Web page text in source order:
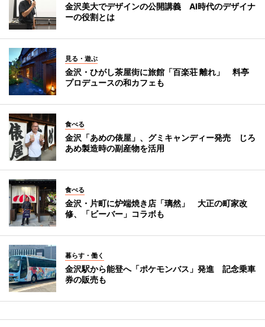
金沢美大でデザインの公開講義 AI時代のデザイナ
ーの役割とは
見る・遊ぶ
金沢・ひがし茶屋街に旅館「百楽荘 離れ」 料亭
プロデュースの和カフェも
食べる
金沢「あめの俵屋」、グミキャンディー発売 じろ
あめ製造時の副産物を活用
食べる
金沢・片町に炉端焼き店「璃然」 大正の町家改
修、「ビーバー」コラボも
暮らす・働く
金沢駅から能登へ「ポケモンバス」発進 記念乗車
券の販売も